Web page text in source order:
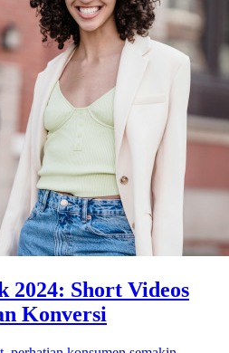
2024: Short Videos
Konversi